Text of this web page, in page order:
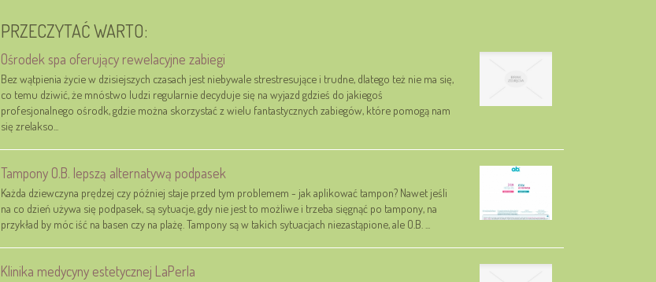
PRZECZYTAĆ WARTO:
Ośrodek spa oferujący rewelacyjne zabiegi
Bez wątpienia życie w dzisiejszych czasach jest niebywale strestresujące i trudne, dlatego też nie ma się,
co temu dziwić, że mnóstwo ludzi regularnie decyduje się na wyjazd gdzieś do jakiegoś
profesjonalnego ośrodk, gdzie można skorzystać z wielu fantastycznych zabiegów, które pomogą nam
się zrelakso...
Tampony O.B. lepszą alternatywą podpasek
Każda dziewczyna prędzej czy później staje przed tym problemem - jak aplikować tampon? Nawet jeśli
na co dzień używa się podpasek, są sytuacje, gdy nie jest to możliwe i trzeba sięgnąć po tampony, na
przykład by móc iść na basen czy na plażę. Tampony są w takich sytuacjach niezastąpione, ale O.B. ...
Klinika medycyny estetycznej LaPerla